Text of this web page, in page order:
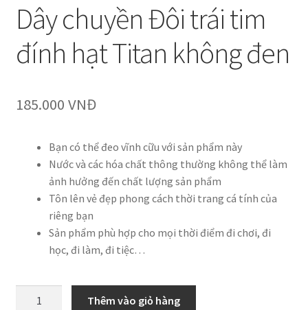
Dây chuyền Đôi trái tim
đính hạt Titan không đen
185.000 VNĐ
Bạn có thể đeo vĩnh cữu với sản phẩm này
Nước và các hóa chất thông thường không thể làm
ảnh hưởng đến chất lượng sản phẩm
Tôn lên vẻ đẹp phong cách thời trang cá tính của
riêng bạn
Sản phẩm phù hợp cho mọi thời điểm đi chơi, đi
học, đi làm, đi tiệc…
Thêm vào giỏ hàng